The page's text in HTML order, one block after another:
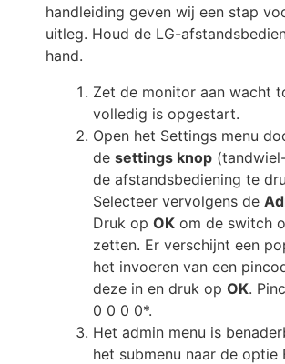
handleiding geven wij een stap
uitleg. Houd de LG-
hand.
Zet de monitor aan wacht
volledig is opgestart.
Open het Settings menu
de settings knop
de afstandsbediening te
Selecteer vervolgens de
Druk op OK om de switch
zetten. Er verschijnt een
het invoeren van een
deze in en druk op OK.
0 0 0 0*.
Het admin menu is
het submenu naar de optie